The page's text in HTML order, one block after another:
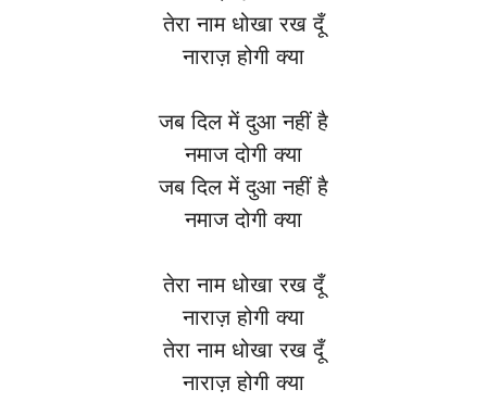
तेरा नाम धोखा रख दूँ
नाराज़ होगी क्या
जब दिल में दुआ नहीं है
नमाज दोगी क्या
जब दिल में दुआ नहीं है
नमाज दोगी क्या
तेरा नाम धोखा रख दूँ
नाराज़ होगी क्या
तेरा नाम धोखा रख दूँ
नाराज़ होगी क्या